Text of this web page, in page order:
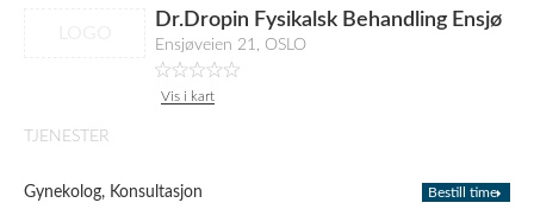
Dr.Dropin Fysikalsk Behandling Ensjø
Ensjøveien 21, OSLO
Vis i kart
TJENESTER
Gynekolog, Konsultasjon Bestill time